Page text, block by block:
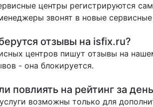
центры регистрируются
звонят в новые
отзывы на isfix.ru?
центров пишут отзывы на
- она блокируется.
повлиять на рейтинг за
возможны только для